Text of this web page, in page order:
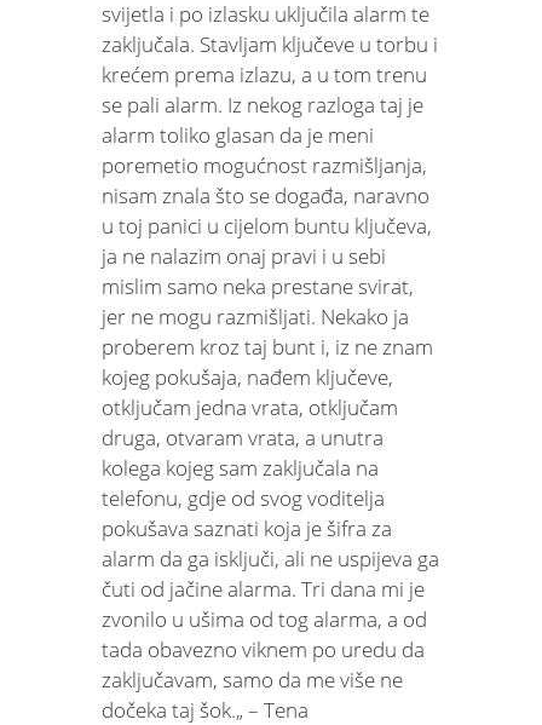
svijetla i po izlasku uključila alarm te
zaključala. Stavljam ključeve u torbu i
krećem prema izlazu, a u tom trenu
se pali alarm. Iz nekog razloga taj je
alarm toliko glasan da je meni
poremetio mogućnost razmišljanja,
nisam znala što se događa, naravno
u toj panici u cijelom buntu ključeva,
ja ne nalazim onaj pravi i u sebi
mislim samo neka prestane svirat,
jer ne mogu razmišljati. Nekako ja
proberem kroz taj bunt i, iz ne znam
kojeg pokušaja, nađem ključeve,
otključam jedna vrata, otključam
druga, otvaram vrata, a unutra
kolega kojeg sam zaključala na
telefonu, gdje od svog voditelja
pokušava saznati koja je šifra za
alarm da ga isključi, ali ne uspijeva ga
čuti od jačine alarma. Tri dana mi je
zvonilo u ušima od tog alarma, a od
tada obavezno viknem po uredu da
zaključavam, samo da me više ne
dočeka taj šok.„ – Tena